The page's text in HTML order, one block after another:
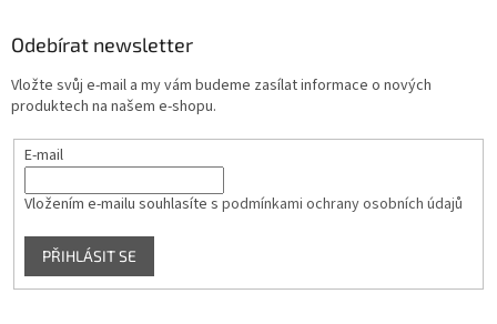
Odebírat newsletter
Vložte svůj e-mail a my vám budeme zasílat informace o nových
produktech na našem e-shopu.
E-mail
Vložením e-mailu souhlasíte s podmínkami ochrany osobních údajů
PŘIHLÁSIT SE